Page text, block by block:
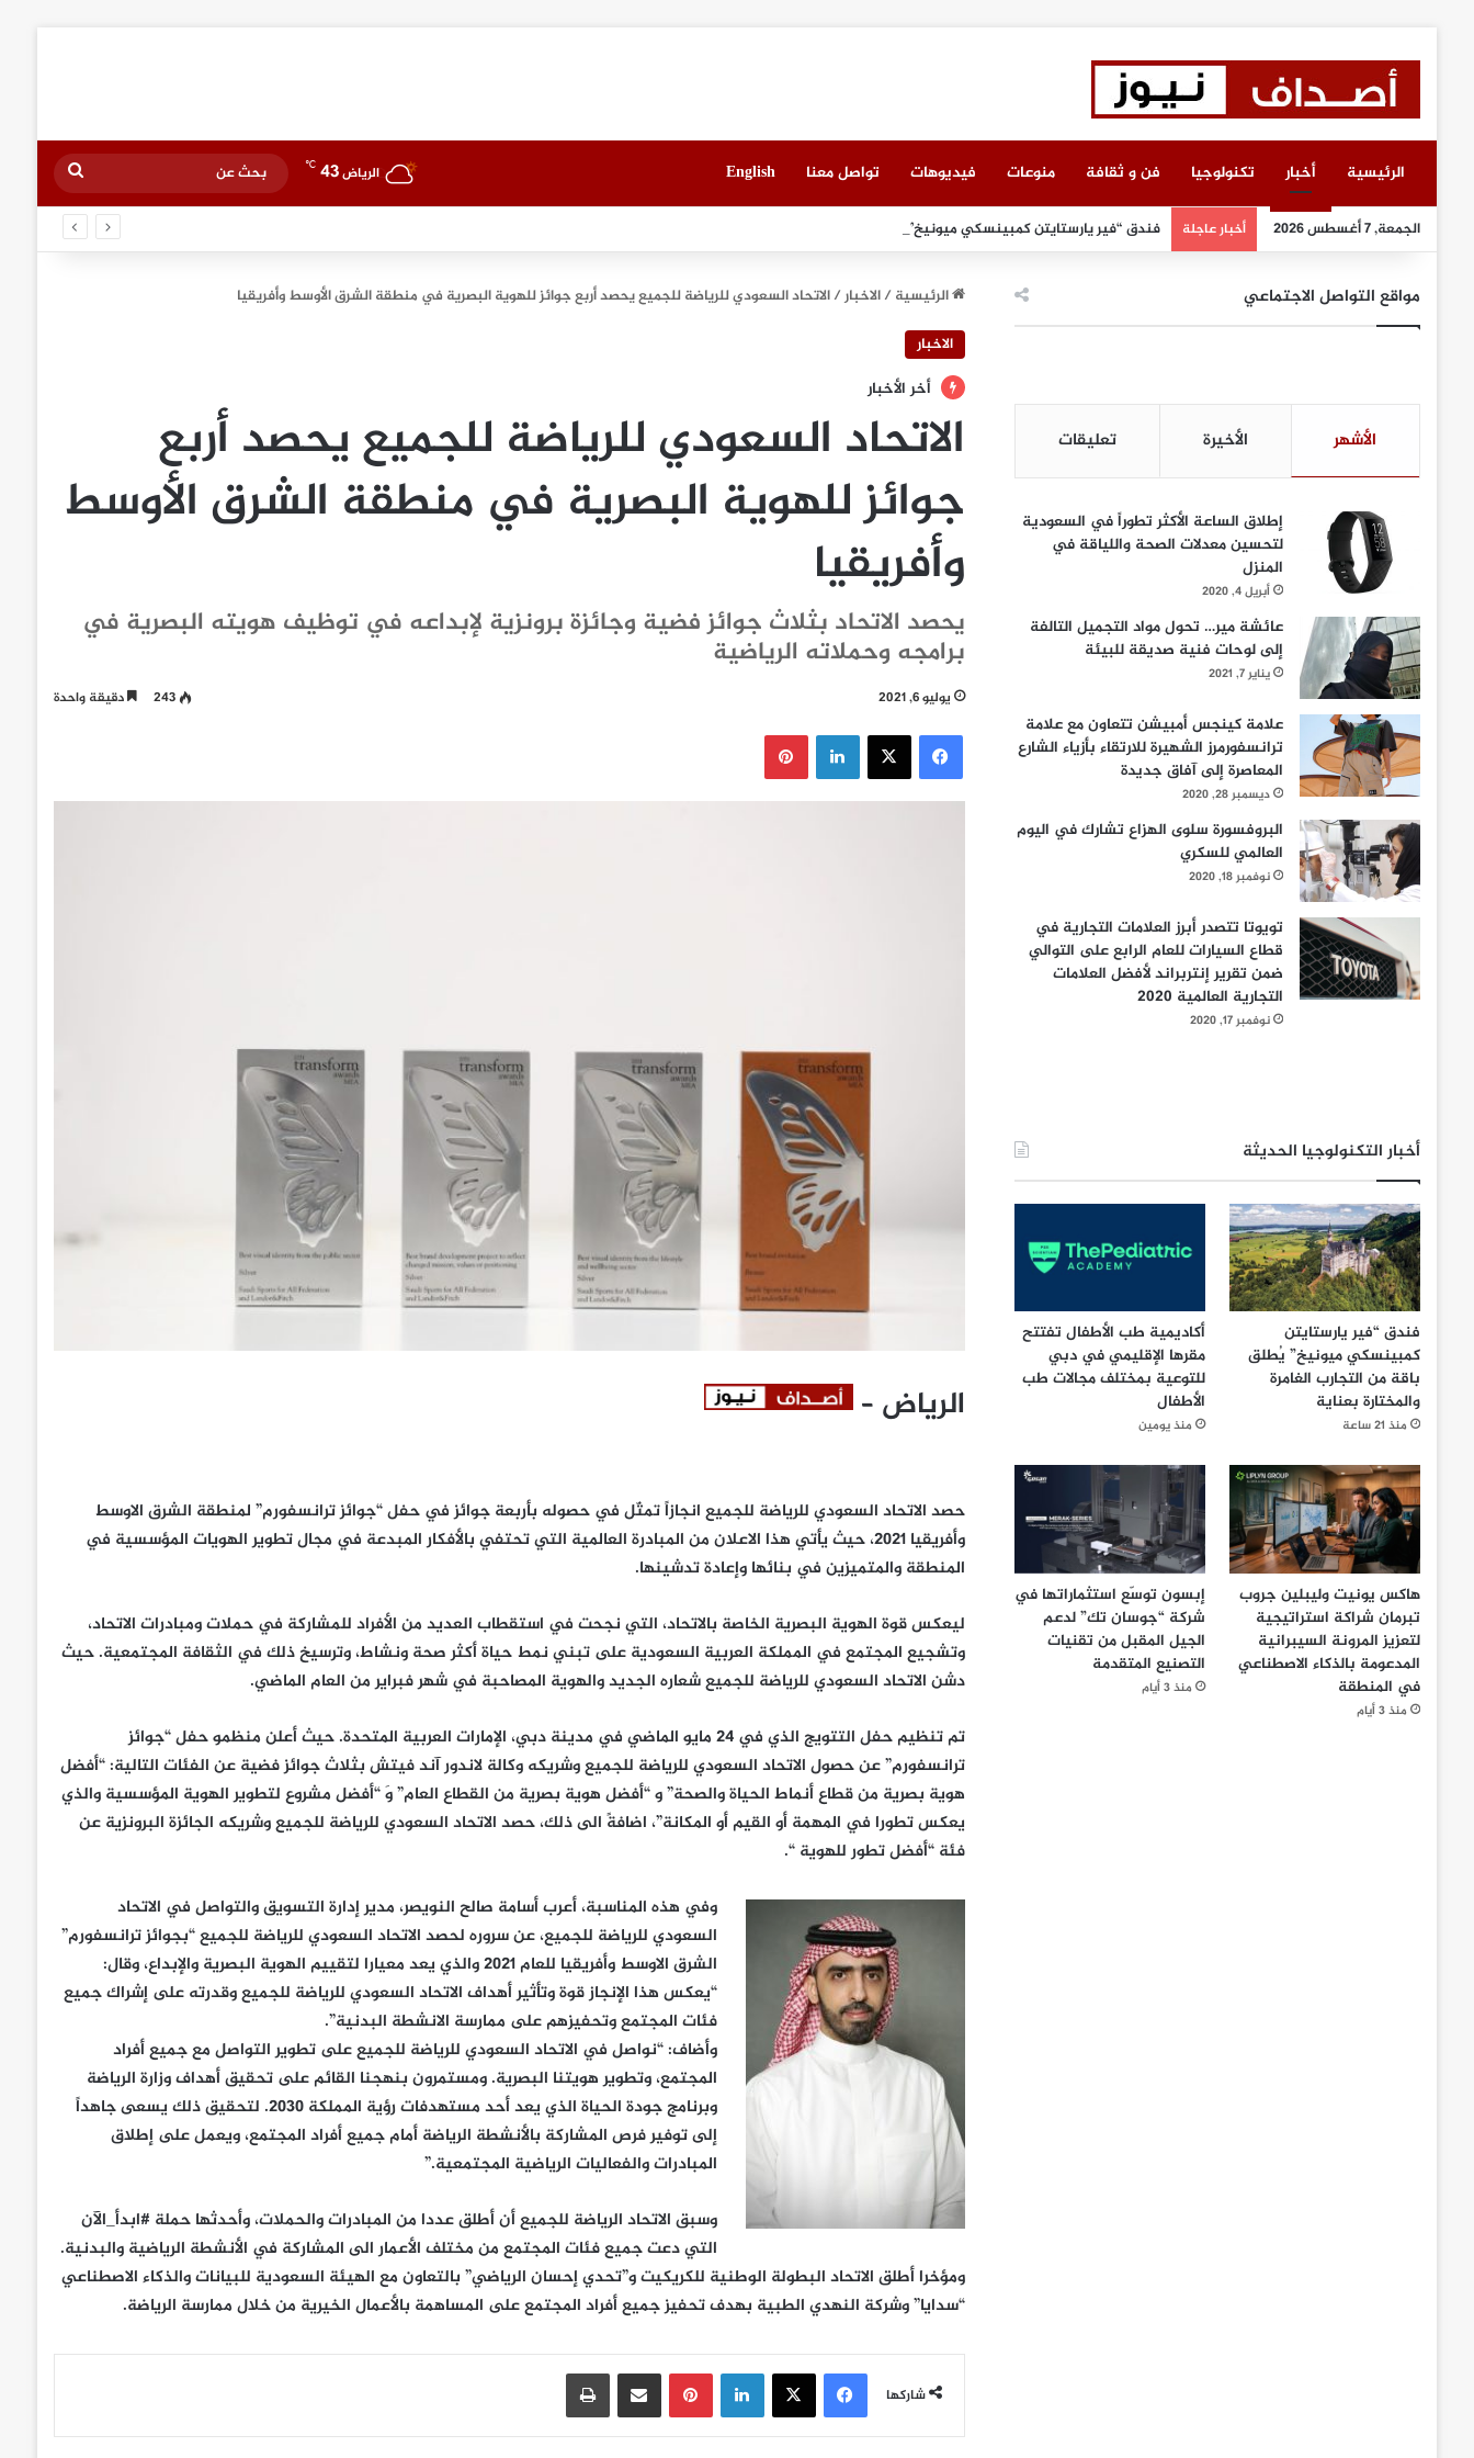
الرئيسية أخبار تكنولوجيا فن و ثقافة منوعات فيديوهات تواصل معنا English الرياض43
℃
بحث
عن
الجمعة, 7 أغسطس 2026 أخبار عاجلة فندق “فير يارستايتن كمبينسكي ميونيخ” يُطلق باقة من التجارب الغامرة والمختارة بعناية
الرئيسية/الاخبار/الاتحاد السعودي للرياضة للجميع يحصد أربع جوائز للهوية البصرية في منطقة الشرق الأوسط وأفريقيا
الاخبار
أخر الأخبار
الاتحاد السعودي للرياضة للجميع يحصد أربع
جوائز للهوية البصرية في منطقة الشرق الأوسط
وأفريقيا
يحصد الاتحاد بثلاث جوائز فضية وجائزة برونزية لإبداعه في توظيف هويته البصرية في
برامجه وحملاته الرياضية
يوليو 6, 2021 243 دقيقة واحدة
فيسبوك ‫X لينكدإن
الرياض –
حصد الاتحاد السعودي للرياضة للجميع انجازاً تمثّل في حصوله بأربعة جوائز في حفل “جوائز ترانسفورم” لمنطقة الشرق الاوسط
وأفريقيا 2021، حيث يأتي هذا الاعلان من المبادرة العالمية التي تحتفي بالأفكار المبدعة في مجال تطوير الهويات المؤسسية في
المنطقة والمتميزين في بنائها وإعادة تدشينها.
ليعكس قوة الهوية البصرية الخاصة بالاتحاد، التي نجحت في استقطاب العديد من الأفراد للمشاركة في حملات ومبادرات الاتحاد،
وتشجيع المجتمع في المملكة العربية السعودية على تبني نمط حياة أكثر صحة ونشاط، وترسيخ ذلك في الثقافة المجتمعية. حيث
دشن الاتحاد السعودي للرياضة للجميع شعاره الجديد والهوية المصاحبة في شهر فبراير من العام الماضي.
تم تنظيم حفل التتويج الذي في 24 مايو الماضي في مدينة دبي، الإمارات العربية المتحدة. حيث أعلن منظمو حفل “جوائز
ترانسفورم” عن حصول الاتحاد السعودي للرياضة للجميع وشريكه وكالة لاندور آند فيتش بثلاث جوائز فضية عن الفئات التالية: “أفضل
هوية بصرية من قطاع أنماط الحياة والصحة” و “أفضل هوية بصرية من القطاع العام” وَ “أفضل مشروع لتطوير الهوية المؤسسية والذي
يعكس تطورا في المهمة أو القيم أو المكانة”، اضافةً الى ذلك، حصد الاتحاد السعودي للرياضة للجميع وشريكه الجائزة البرونزية عن
فئة “أفضل تطور للهوية “.
وفي هذه المناسبة، أعرب أسامة صالح النويصر، مدير إدارة التسويق والتواصل في الاتحاد
السعودي للرياضة للجميع، عن سروره لحصد الاتحاد السعودي للرياضة للجميع “بجوائز ترانسفورم”
الشرق الاوسط وأفريقيا للعام 2021 والذي يعد معيارا لتقييم الهوية البصرية والإبداع، وقال:
“يعكس هذا الإنجاز قوة وتأثير أهداف الاتحاد السعودي للرياضة للجميع وقدرته على إشراك جميع
فئات المجتمع وتحفيزهم على ممارسة الانشطة البدنية”.
وأضاف: “نواصل في الاتحاد السعودي للرياضة للجميع على تطوير التواصل مع جميع أفراد
المجتمع، وتطوير هويتنا البصرية. ومستمرون بنهجنا القائم على تحقيق أهداف وزارة الرياضة
وبرنامج جودة الحياة الذي يعد أحد مستهدفات رؤية المملكة 2030. لتحقيق ذلك يسعى جاهداً
إلى توفير فرص المشاركة بالأنشطة الرياضة أمام جميع أفراد المجتمع، ويعمل على إطلاق
المبادرات والفعاليات الرياضية المجتمعية.”
وسبق الاتحاد الرياضة للجميع أن أطلق عددا من المبادرات والحملات، وأحدثها حملة #ابدأ_الآن
التي دعت جميع فئات المجتمع من مختلف الأعمار الى المشاركة في الأنشطة الرياضية والبدنية.
ومؤخرا أطلق الاتحاد البطولة الوطنية للكريكيت و”تحدي إحسان الرياضي” بالتعاون مع الهيئة السعودية للبيانات والذكاء الاصطناعي
“سدايا” وشركة النهدي الطبية بهدف تحفيز جميع أفراد المجتمع على المساهمة بالأعمال الخيرية من خلال ممارسة الرياضة.
شاركها
فيسبوك ‫X لينكدإن بينتيريست مشاركة عبر البريد
مواقع التواصل الاجتماعي
الأشهر الأخيرة تعليقات
إطلاق الساعة الأكثر تطوراً في السعودية
لتحسين معدلات الصحة واللياقة في
المنزل
أبريل 4, 2020
عائشة مير… تحول مواد التجميل التالفة
إلى لوحات فنية صديقة للبيئة
يناير 7, 2021
علامة كينجس أمبيشن تتعاون مع علامة
ترانسفورمرز الشهيرة للارتقاء بأزياء الشارع
المعاصرة إلى آفاق جديدة
ديسمبر 28, 2020
البروفسورة سلوى الهزاع تشارك في اليوم
العالمي للسكري
نوفمبر 18, 2020
تويوتا تتصدر أبرز العلامات التجارية في
قطاع السيارات للعام الرابع على التوالي
ضمن تقرير إنتربراند لأفضل العلامات
التجارية العالمية 2020
نوفمبر 17, 2020
أخبار التكنولوجيا الحديثة
فندق “فير يارستايتن
كمبينسكي ميونيخ” يُطلق
باقة من التجارب الغامرة
والمختارة بعناية
منذ 21 ساعة
أكاديمية طب الأطفال تفتتح
مقرها الإقليمي في دبي
للتوعية بمختلف مجالات طب
الأطفال
منذ يومين
هاكس يونيت وليبلين جروب
تبرمان شراكة استراتيجية
لتعزيز المرونة السيبرانية
المدعومة بالذكاء الاصطناعي
في المنطقة
منذ 3 أيام
إبسون توسّع استثماراتها في
شركة “جوسان تك” لدعم
الجيل المقبل من تقنيات
التصنيع المتقدمة
منذ 3 أيام